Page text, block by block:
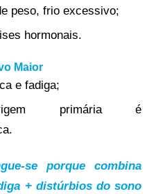
peso, frio excessivo;
hormonais.
Maior
e fadiga;
primária é
se porque combina
+ distúrbios do sono